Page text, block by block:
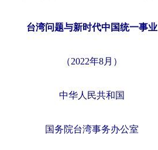
台湾问题与新时代中国统一事业
（2022年8月）
中华人民共和国
国务院台湾事务办公室